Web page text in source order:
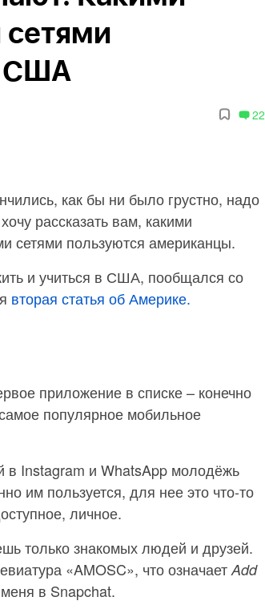
США
22
как бы ни было грустно, надо
рассказать вам, какими
сетями пользуются американцы.
и учиться в США, пообщался со
вторая статья об Америке.
приложение в списке – конечно
популярное мобильное
в Instagram и WhatsApp молодёжь
им пользуется, для нее это что-то
личное.
только знакомых людей и друзей.
«AMOSC», что означает Add
в Snapchat.